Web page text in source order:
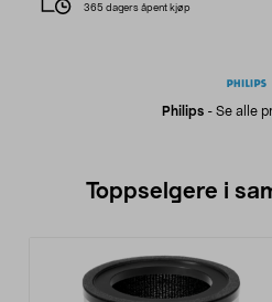
Philips - Se alle
365 dagers åpent kjøp
Toppselgere i